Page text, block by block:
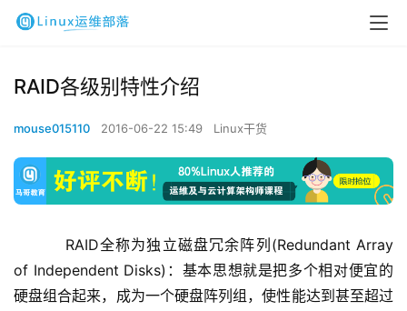
RAID各级别特性介绍
mouse015110 2016-06-22 15:49 Linux干货
RAID全称为独立磁盘冗余阵列(Redundant Array
of Independent Disks)：基本思想就是把多个相对便宜的
硬盘组合起来，成为一个硬盘阵列组，使性能达到甚至超过